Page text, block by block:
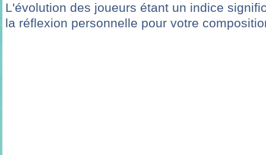
L'évolution des joueurs étant un indice
la réflexion personnelle pour votre